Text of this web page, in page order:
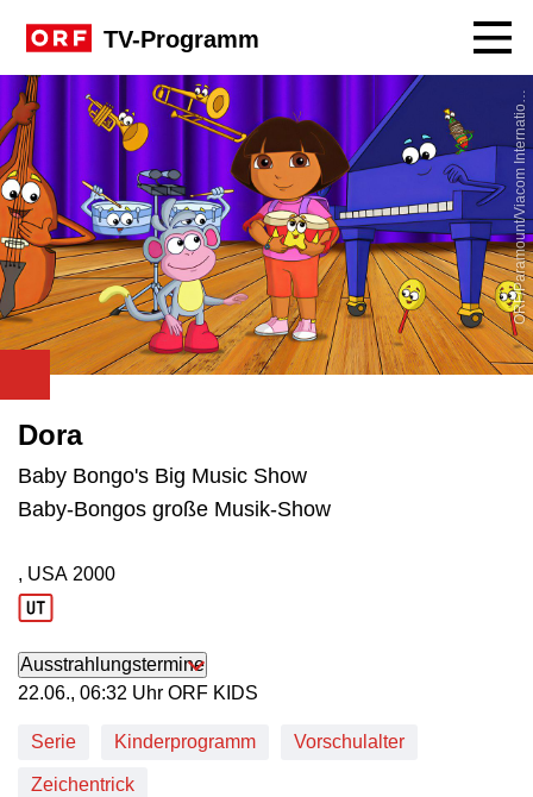
TV-Programm
O
R
F
/
P
a
r
a
m
o
u
n
t
/
V
i
a
c
o
m
I
n
t
e
r
n
a
t
i
o
n
a
l
Dora
Baby Bongo's Big Music Show
Baby-Bongos große Musik-Show
Produktionsland: USA
, USA
Produktionsjahr: 2000
2000
Ausstrahlungstermine
22. Juni, 06:32 Uhr in ORF KIDS
22.06., 06:32 Uhr ORF KIDS
Serie Kinderprogramm Vorschulalter
Zeichentrick